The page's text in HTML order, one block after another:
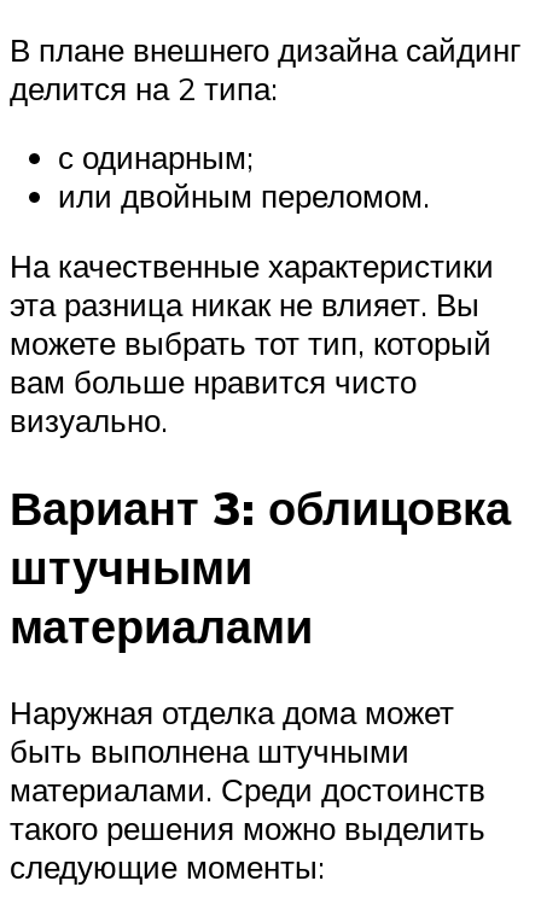
В плане внешнего дизайна сайдинг
делится на 2 типа:
с одинарным;
или двойным переломом.
На качественные характеристики
эта разница никак не влияет. Вы
можете выбрать тот тип, который
вам больше нравится чисто
визуально.
Вариант 3: облицовка
штучными
материалами
Наружная отделка дома может
быть выполнена штучными
материалами. Среди достоинств
такого решения можно выделить
следующие моменты: